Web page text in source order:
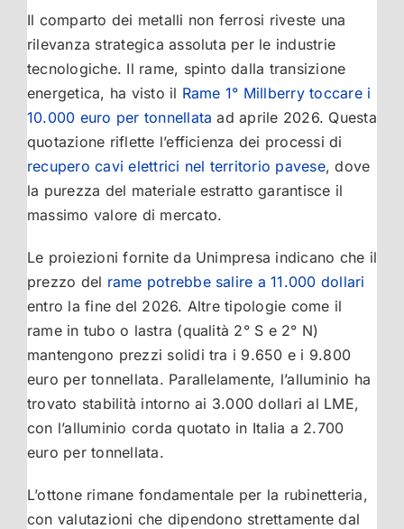
Il comparto dei metalli non ferrosi riveste una
rilevanza strategica assoluta per le industrie
tecnologiche. Il rame, spinto dalla transizione
energetica, ha visto il Rame 1° Millberry toccare i
10.000 euro per tonnellata ad aprile 2026. Questa
quotazione riflette l’efficienza dei processi di
recupero cavi elettrici nel territorio pavese, dove
la purezza del materiale estratto garantisce il
massimo valore di mercato.
Le proiezioni fornite da Unimpresa indicano che il
prezzo del rame potrebbe salire a 11.000 dollari
entro la fine del 2026. Altre tipologie come il
rame in tubo o lastra (qualità 2° S e 2° N)
mantengono prezzi solidi tra i 9.650 e i 9.800
euro per tonnellata. Parallelamente, l’alluminio ha
trovato stabilità intorno ai 3.000 dollari al LME,
con l’alluminio corda quotato in Italia a 2.700
euro per tonnellata.
L’ottone rimane fondamentale per la rubinetteria,
con valutazioni che dipendono strettamente dal